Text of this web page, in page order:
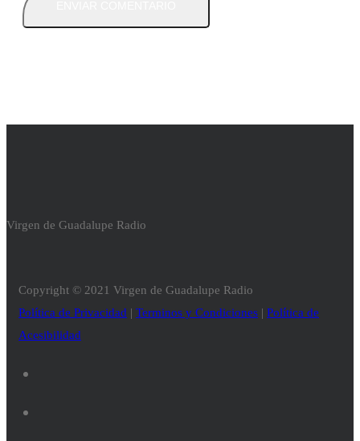
Virgen de Guadalupe Radio
Copyright © 2021 Virgen de Guadalupe Radio
Política de Privacidad | Terminos y Condiciones | Política de
Acesibilidad